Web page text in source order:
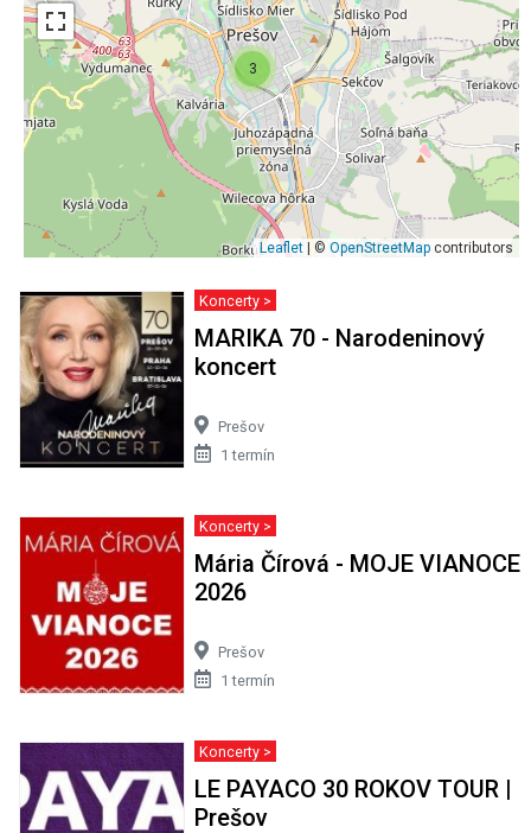
3
Leaflet | © OpenStreetMap contributors
Koncerty >
MARIKA 70 - Narodeninový
koncert
Prešov
1 termín
Koncerty >
Mária Čírová - MOJE VIANOCE
2026
Prešov
1 termín
Koncerty >
LE PAYACO 30 ROKOV TOUR |
Prešov